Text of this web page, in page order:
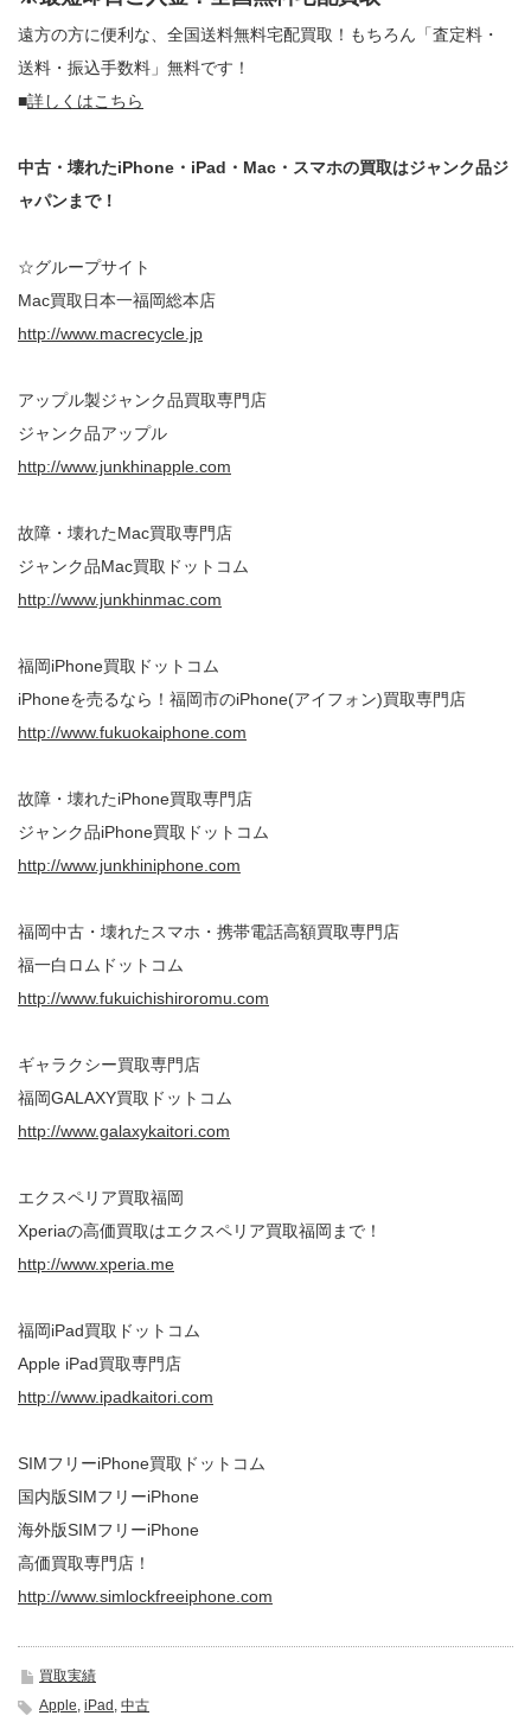
遠方の方に便利な、全国送料無料宅配買取！もちろん「査定料・
送料・振込手数料」無料です！
■詳しくはこちら
中古・壊れたiPhone・iPad・Mac・スマホの買取はジャンク品ジ
ャパンまで！
☆グループサイト
Mac買取日本一福岡総本店
http://www.macrecycle.jp
アップル製ジャンク品買取専門店
ジャンク品アップル
http://www.junkhinapple.com
故障・壊れたMac買取専門店
ジャンク品Mac買取ドットコム
http://www.junkhinmac.com
福岡iPhone買取ドットコム
iPhoneを売るなら！福岡市のiPhone(アイフォン)買取専門店
http://www.fukuokaiphone.com
故障・壊れたiPhone買取専門店
ジャンク品iPhone買取ドットコム
http://www.junkhiniphone.com
福岡中古・壊れたスマホ・携帯電話高額買取専門店
福一白ロムドットコム
http://www.fukuichishiroromu.com
ギャラクシー買取専門店
福岡GALAXY買取ドットコム
http://www.galaxykaitori.com
エクスペリア買取福岡
Xperiaの高価買取はエクスペリア買取福岡まで！
http://www.xperia.me
福岡iPad買取ドットコム
Apple iPad買取専門店
http://www.ipadkaitori.com
SIMフリーiPhone買取ドットコム
国内版SIMフリーiPhone
海外版SIMフリーiPhone
高価買取専門店！
http://www.simlockfreeiphone.com
買取実績
Apple, iPad , 中古